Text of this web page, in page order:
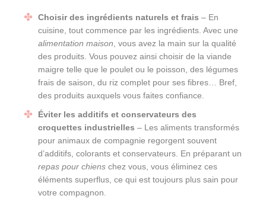
Choisir des ingrédients naturels et frais – En
cuisine, tout commence par les ingrédients. Avec une
alimentation maison, vous avez la main sur la qualité
des produits. Vous pouvez ainsi choisir de la viande
maigre telle que le poulet ou le poisson, des légumes
frais de saison, du riz complet pour ses fibres… Bref,
des produits auxquels vous faites confiance.
Éviter les additifs et conservateurs des
croquettes industrielles – Les aliments transformés
pour animaux de compagnie regorgent souvent
d’additifs, colorants et conservateurs. En préparant un
repas pour chiens chez vous, vous éliminez ces
éléments superflus, ce qui est toujours plus sain pour
votre compagnon.